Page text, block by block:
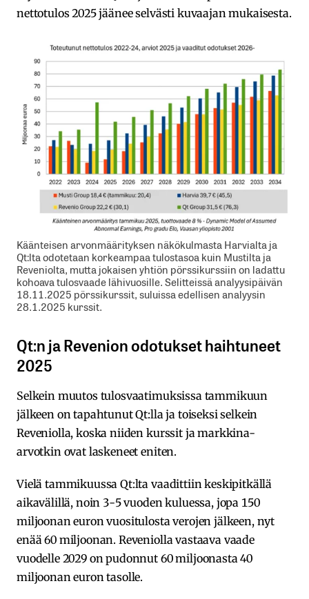
nettotulos 2025 jäänee selvästi kuvaajan mukaisesta.
Käänteisen arvonmäärityksen näkökulmasta Harvialta ja
Qt:lta odotetaan korkeampaa tulostasoa kuin Mustilta ja
Reveniolta, mutta jokaisen yhtiön pörssikurssiin on ladattu
kohoava tulosvaade lähivuosille. Selitteissä analyysipäivän
18.11.2025 pörssikurssit, suluissa edellisen analyysin
28.1.2025 kurssit.
Qt:n ja Revenion odotukset haihtuneet
2025
Selkein muutos tulosvaatimuksissa tammikuun
jälkeen on tapahtunut Qt:lla ja toiseksi selkein
Reveniolla, koska niiden kurssit ja markkina-
arvotkin ovat laskeneet eniten.
Vielä tammikuussa Qt:lta vaadittiin keskipitkällä
aikavälillä, noin 3-5 vuoden kuluessa, jopa 150
miljoonan euron vuositulosta verojen jälkeen, nyt
enää 60 miljoonan. Reveniolla vastaava vaade
vuodelle 2029 on pudonnut 60 miljoonasta 40
miljoonan euron tasolle.